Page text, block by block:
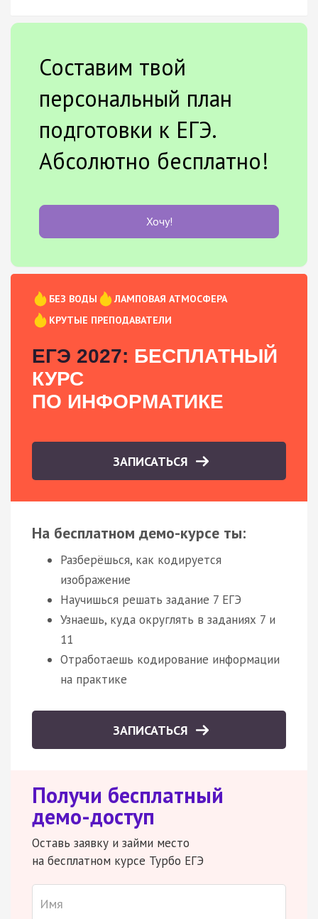
Составим твой
персональный план
подготовки к ЕГЭ.
Абсолютно бесплатно!
Хочу!
БЕЗ ВОДЫ
ЛАМПОВАЯ АТМОСФЕРА
КРУТЫЕ ПРЕПОДАВАТЕЛИ
ЕГЭ 2027: БЕСПЛАТНЫЙ
КУРС
ПО ИНФОРМАТИКЕ
ЗАПИСАТЬСЯ
На бесплатном демо-курсе ты:
Разберёшься, как кодируется
изображение
Научишься решать задание 7 ЕГЭ
Узнаешь, куда округлять в заданиях 7 и
11
Отработаешь кодирование информации
на практике
ЗАПИСАТЬСЯ
Получи бесплатный
демо-доступ
Оставь заявку и займи место
на бесплатном курсе Турбо ЕГЭ